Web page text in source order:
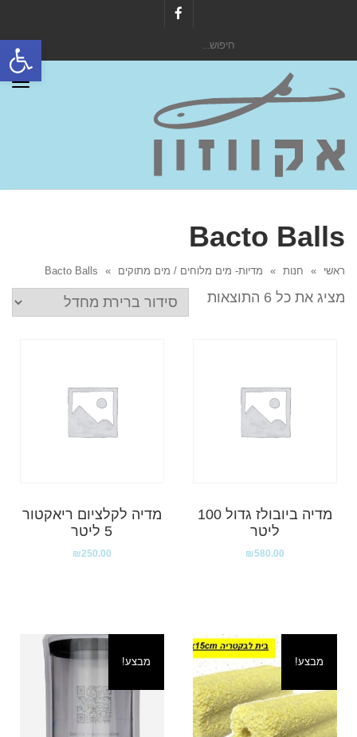
פתח
Bacto Balls
ראשי » חנות » מדיות- מים מלוחים / מים מתוקים »
Bacto Balls
מציג את כל 6 התוצאות
מדיה ביובולז גדול 100
ליטר
₪580.00
מדיה לקלציום ריאקטור
5 ליטר
₪250.00
מבצע! מבצע!